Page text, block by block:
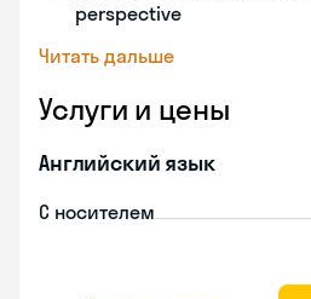
perspective
Читать дальше
Услуги и цены
Английский язык
С носителем